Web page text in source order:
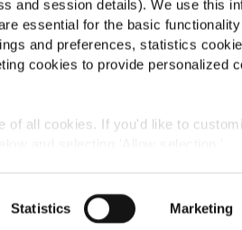
and session details). We use this
essential for the basic
and preferences, statistics
cookies to provide personalized
of all cookies. If you'd like to
of the page.
Statistics Marketing
Limited | All rights reserved